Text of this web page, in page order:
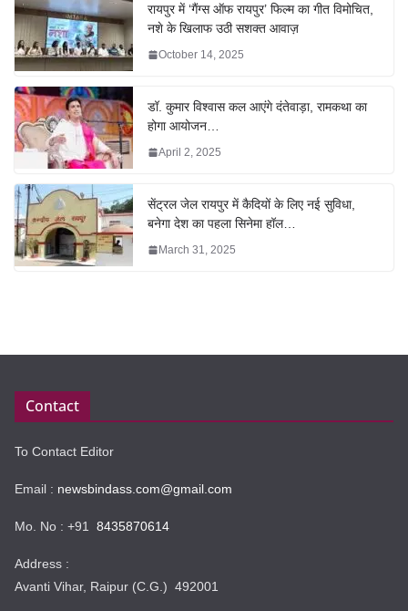
रायपुर में ‘गैंग्स ऑफ रायपुर’ फिल्म का गीत विमोचित,
नशे के खिलाफ उठी सशक्त आवाज़
October 14, 2025
डॉ. कुमार विश्वास कल आएंगे दंतेवाड़ा, रामकथा का
होगा आयोजन…
April 2, 2025
सेंट्रल जेल रायपुर में कैदियों के लिए नई सुविधा,
बनेगा देश का पहला सिनेमा हॉल…
March 31, 2025
Contact
To Contact Editor
Email : newsbindass.com@gmail.com
Mo. No : +91 8435870614
Address :
Avanti Vihar, Raipur (C.G.) 492001